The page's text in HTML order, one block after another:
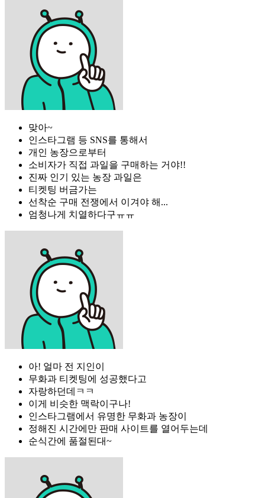
맞아~
인스타그램 등 SNS를 통해서
개인 농장으로부터
소비자가 직접 과일을 구매하는 거야!!
진짜 인기 있는 농장 과일은
티켓팅 버금가는
선착순 구매 전쟁에서 이겨야 해...
엄청나게 치열하다구ㅠㅠ
아! 얼마 전 지인이
무화과 티켓팅에 성공했다고
자랑하던데ㅋㅋ
이게 비슷한 맥락이구나!
인스타그램에서 유명한 무화과 농장이
정해진 시간에만 판매 사이트를 열어두는데
순식간에 품절된대~